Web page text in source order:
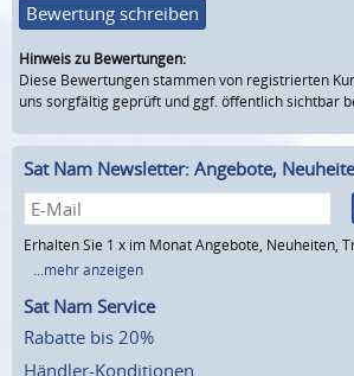
Bewertung schreiben
Hinweis zu Bewertungen:
Diese Bewertungen stammen von registrierten
uns sorgfältig geprüft und ggf. öffentlich sichtbar
Sat Nam Newsletter: Angebote,
Erhalten Sie 1 x im Monat Angebote, Neuheiten,
...mehr anzeigen
Sat Nam Service
Rabatte bis 20%
Händler-Konditionen